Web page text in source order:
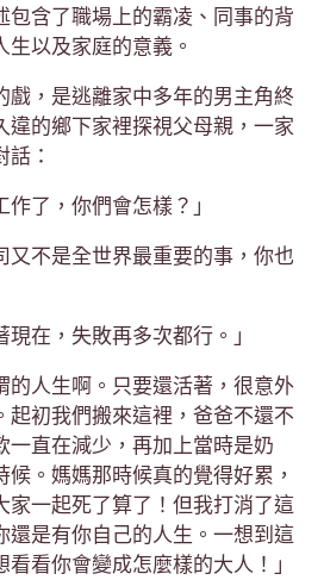
包含了職場上的霸凌、同事的背
以及家庭的意義。
戲，是逃離家中多年的男主角終
違的鄉下家裡探視父母親，一家
：
了，你們會怎樣？」
又不是全世界最重要的事，你也
在，失敗再多次都行。」
的人生啊。只要還活著，很意外
起初我們搬來這裡，爸爸不還不
一直在減少，再加上當時是奶
。媽媽那時候真的覺得好累，
家一起死了算了！但我打消了這
還是有你自己的人生。一想到這
看你會變成怎麼樣的大人！」